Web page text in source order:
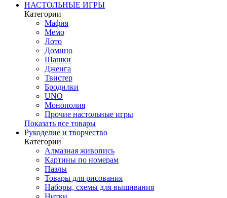
НАСТОЛЬНЫЕ ИГРЫ
Категории
Мафия
Мемо
Лото
Домино
Шашки
Дженга
Твистер
Бродилки
UNO
Монополия
Прочие настольные игры
Показать все товары
Рукоделие и творчество
Категории
Алмазная живопись
Картины по номерам
Пазлы
Товары для рисования
Наборы, схемы для вышивания